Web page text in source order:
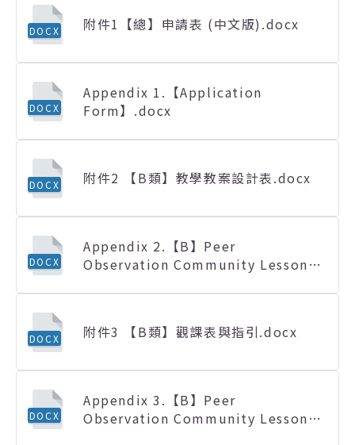
DOCX 附件1【總】申請表 (中文版).docx
DOCX
Appendix 1.【Application
Form】.docx
DOCX 附件2 【B類】教學教案設計表.docx
DOCX
Appendix 2.【B】Peer
Observation Community Lesson
DOCX 附件3 【B類】觀課表與指引.docx
DOCX
Appendix 3.【B】Peer
Observation Community Lesson